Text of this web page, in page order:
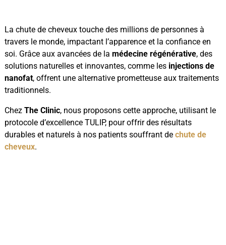
La chute de cheveux touche des millions de personnes à
travers le monde, impactant l’apparence et la confiance en
soi. Grâce aux avancées de la médecine régénérative, des
solutions naturelles et innovantes, comme les injections de
nanofat, offrent une alternative prometteuse aux traitements
traditionnels.
Chez The Clinic, nous proposons cette approche, utilisant le
protocole d’excellence TULIP, pour offrir des résultats
durables et naturels à nos patients souffrant de chute de
cheveux.